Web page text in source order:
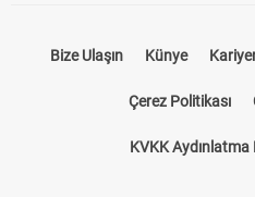
Bize Ulaşın Künye
Çerez Politikası
KVKK